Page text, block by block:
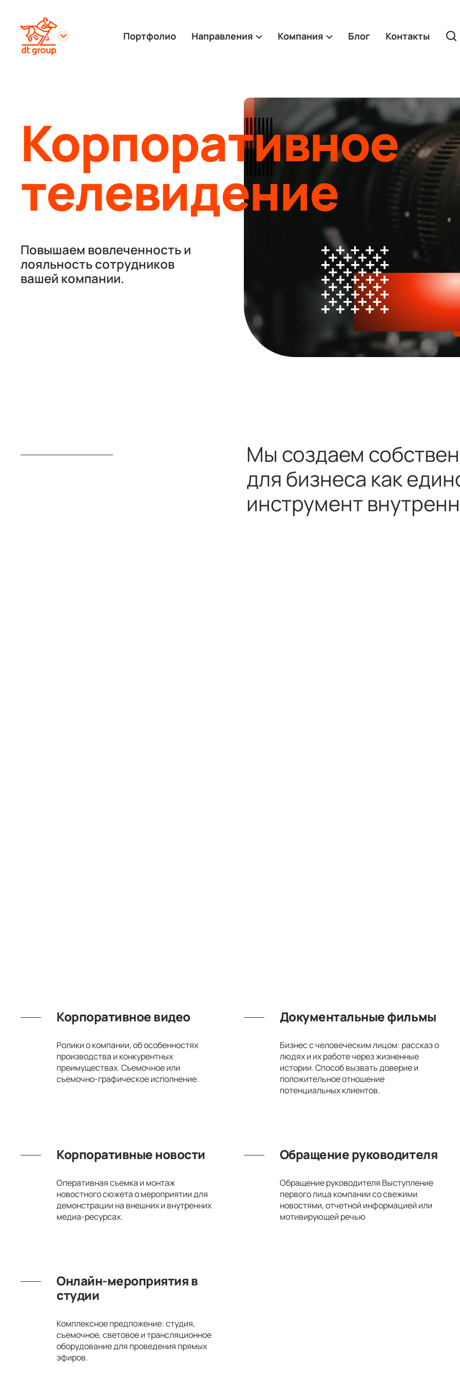
Портфолио Направления Компания Блог Контакты
Корпоративное
телевидение
Повышаем вовлеченность и
лояльность сотрудников
вашей компании.
Мы создаем
для бизнеса как
инструмент
Корпоративное видео
Ролики о компании, об особенностях
производства и конкурентных
преимуществах. Съемочное или
съемочно-графическое исполнение.
Документальные фильмы
Бизнес с человеческим лицом: рассказ о
людях и их работе через жизненные
истории. Способ вызвать доверие и
положительное отношение
потенциальных клиентов.
Корпоративные новости
Оперативная съемка и монтаж
новостного сюжета о мероприятии для
демонстрации на внешних и внутренних
медиа-ресурсах.
Обращение руководителя
Обращение руководителя Выступление
первого лица компании со свежими
новостями, отчетной информацией или
мотивирующей речью
Онлайн-мероприятия в
студии
Комплексное предложение: студия,
съемочное, световое и трансляционное
оборудование для проведения прямых
эфиров.